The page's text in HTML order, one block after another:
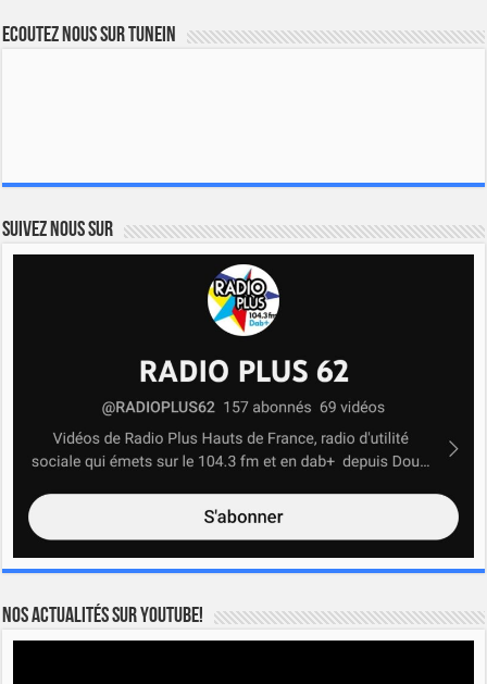
Ecoutez nous sur TuneIn
Suivez nous sur
Nos actualités sur YOUTUBE!